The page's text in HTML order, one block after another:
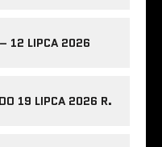
12 LIPCA 2026
19 LIPCA 2026 R.